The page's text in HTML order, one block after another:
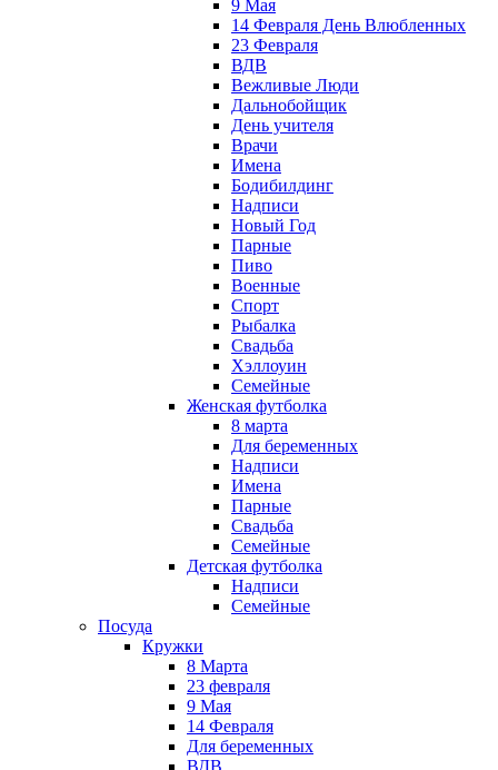
9 Мая
14 Февраля День Влюбленных
23 Февраля
ВДВ
Вежливые Люди
Дальнобойщик
День учителя
Врачи
Имена
Бодибилдинг
Надписи
Новый Год
Парные
Пиво
Военные
Спорт
Рыбалка
Свадьба
Хэллоуин
Семейные
Женская футболка
8 марта
Для беременных
Надписи
Имена
Парные
Свадьба
Семейные
Детская футболка
Надписи
Семейные
Посуда
Кружки
8 Марта
23 февраля
9 Мая
14 Февраля
Для беременных
ВДВ